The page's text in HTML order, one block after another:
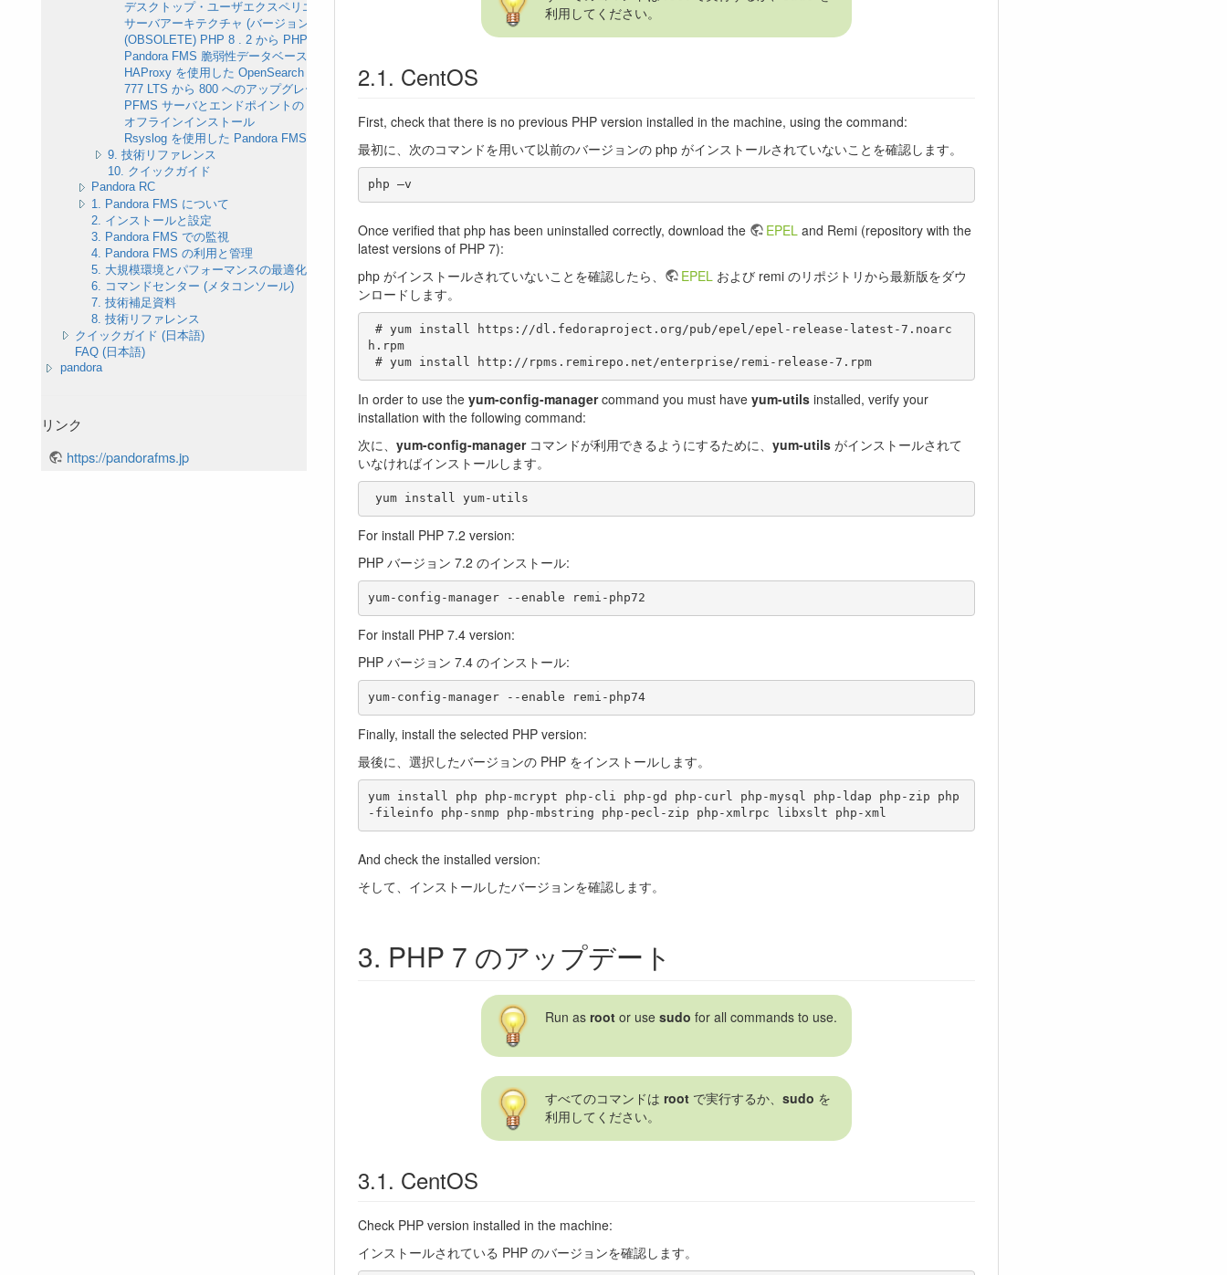
デスクトップ・ユーザエクスペリエンス監視（PDR）
サーバアーキテクチャ (バージョン 784)
(OBSOLETE) PHP 8 . 2 から PHP 8 . 4 へのアップグレード
Pandora FMS 脆弱性データベース
HAProxy を使用した OpenSearch クラスタのバランシング
777 LTS から 800 へのアップグレード
PFMS サーバとエンドポイントのリモート設定
オフラインインストール
Rsyslog を使用した Pandora FMS 監査ログの集約
9. 技術リファレンス
10. クイックガイド
Pandora RC
1. Pandora FMS について
2. インストールと設定
3. Pandora FMS での監視
4. Pandora FMS の利用と管理
5. 大規模環境とパフォーマンスの最適化
6. コマンドセンター (メタコンソール)
7. 技術補足資料
8. 技術リファレンス
クイックガイド (日本語)
FAQ (日本語)
pandora
リンク
https://pandorafms.jp
利用してください。
CentOS
First, check that there is no previous PHP version installed in the machine, using the command:
最初に、次のコマンドを用いて以前のバージョンの php がインストールされていないことを確認します。
Once verified that php has been uninstalled correctly, download the EPEL and Remi (repository with the
latest versions of PHP 7):
php がインストールされていないことを確認したら、
EPEL および remi のリポジトリから最新版をダウ
ンロードします。
h.rpm
# yum install http://rpms.remirepo.net/enterprise/remi-release-7.rpm
In order to use the yum-config-managercommand you must have yum-utils installed, verify your
installation with the following command:
次に、 yum-config-managerコマンドが利用できるようにするために、 yum-utils がインストールされて
いなければインストールします。
For install PHP 7.2 version:
PHP バージョン 7.2 のインストール:
For install PHP 7.4 version:
PHP バージョン 7.4 のインストール:
yum-config-manager --enable remi-php74
Finally, install the selected PHP version:
最後に、選択したバージョンの PHP をインストールします。
yum install php php-mcrypt php-cli php-gd php-curl php-mysql php-ldap php-zip php
And check the installed version:
そして、インストールしたバージョンを確認します。
PHP 7 のアップデート
Run as root or usesudo for all commands to use.
すべてのコマンドは root で実行するか、sudo を
利用してください。
CentOS
Check PHP version installed in the machine:
インストールされている PHP のバージョンを確認します。